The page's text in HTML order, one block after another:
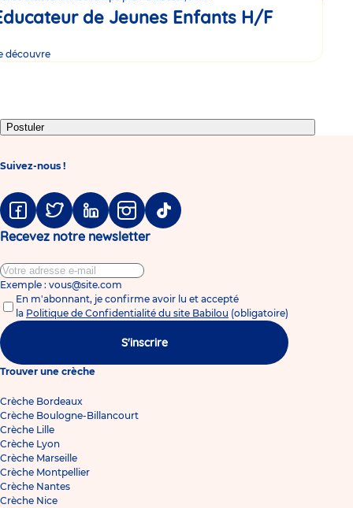
de Jeunes Enfants H/F
découvre
Postuler
Suivez-nous !
FacebookTwitter LinkedinInstagramTiktok
Recevez notre newsletter
Exemple : vous@site.com
En m'abonnant, je confirme avoir lu et accepté
la Politique de Confidentialité du site Babilou (obligatoire)
S'inscrire
Trouver une crèche
Crèche Bordeaux
Crèche Boulogne-Billancourt
Crèche Lille
Crèche Lyon
Crèche Marseille
Crèche Montpellier
Crèche Nantes
Crèche Nice